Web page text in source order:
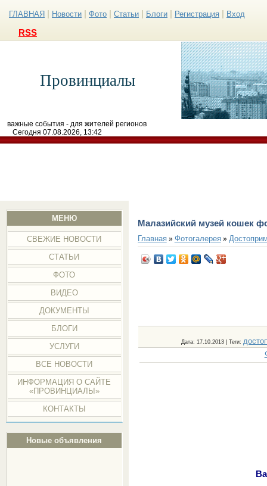
ГЛАВНАЯ Новости Фото Статьи Блоги Регистрация Вход
RSS
Провинциалы
важные события - для жителей регионов
Сегодня 07.08.2026, 13:42
МЕНЮ
СВЕЖИЕ НОВОСТИ
СТАТЬИ
ФОТО
ВИДЕО
ДОКУМЕНТЫ
БЛОГИ
УСЛУГИ
ВСЕ НОВОСТИ
ИНФОРМАЦИЯ О САЙТЕ
«ПРОВИНЦИАЛЫ»
КОНТАКТЫ
Новые объявления
Малазийский музей кошек
Главная» Фотогалерея»
Дата: 17.10.2013 |Теги: